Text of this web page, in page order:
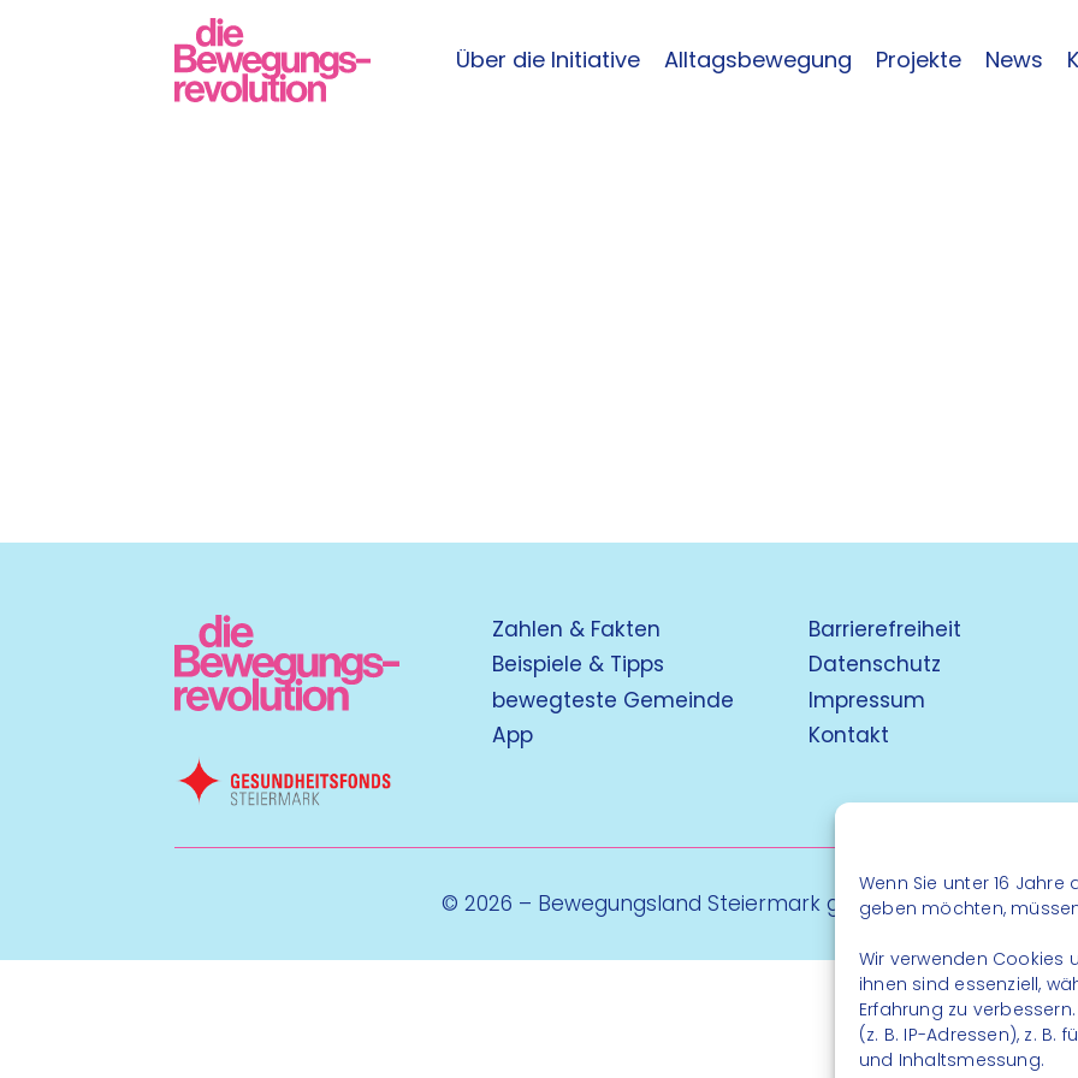
Wenn Sie unter 16
geben möchten,
Wir verwenden Cookies
ihnen sind essenziell,
Erfahrung zu
(z. B. IP-Adressen), z.
und Inhaltsmessung.
Über die Initiative Alltagsbewegung Projekte News
Zahlen & Fakten
Beispiele & Tipps
bewegteste Gemeinde
App
Barrierefreiheit
Datenschutz
Impressum
Kontakt
© 2026 – Bewegungsland Steiermark gGmbH - Alle Rechte